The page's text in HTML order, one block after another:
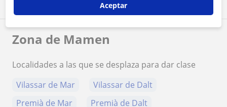
Zona de Mamen
Localidades a las que se desplaza para dar clase
Vilassar de Mar
Vilassar de Dalt
Premià de Mar
Premià de Dalt
Aceptar